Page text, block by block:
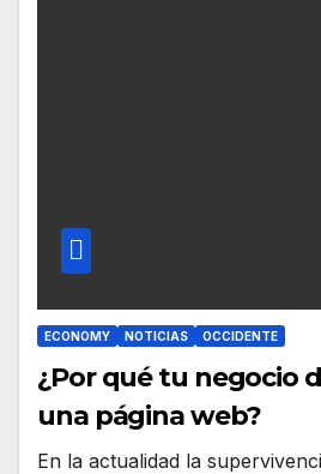
ECONOMY NOTICIAS OCCIDENTE
¿Por qué tu negocio
una página web?
En la actualidad la